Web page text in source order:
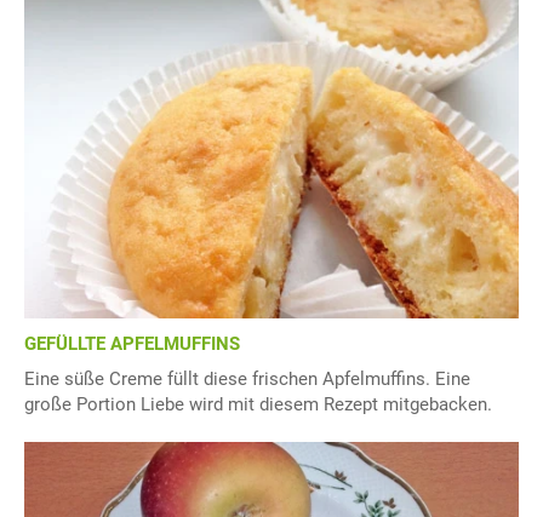
GEFÜLLTE APFELMUFFINS
Eine süße Creme füllt diese frischen Apfelmuffins. Eine
große Portion Liebe wird mit diesem Rezept mitgebacken.